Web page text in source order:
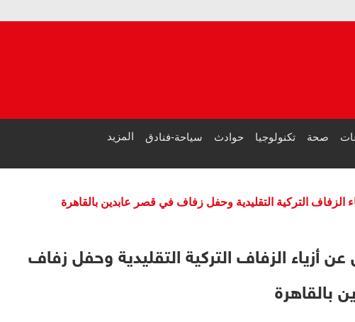
صحة تكنولوجيا حوادث سياحة-فنادق المزيد
التركية التقليدية وحفل زفاف في قصر عابدين بالقاهرة
أزياء الزفاف التركية التقليدية وحفل زفاف
بالقاهرة